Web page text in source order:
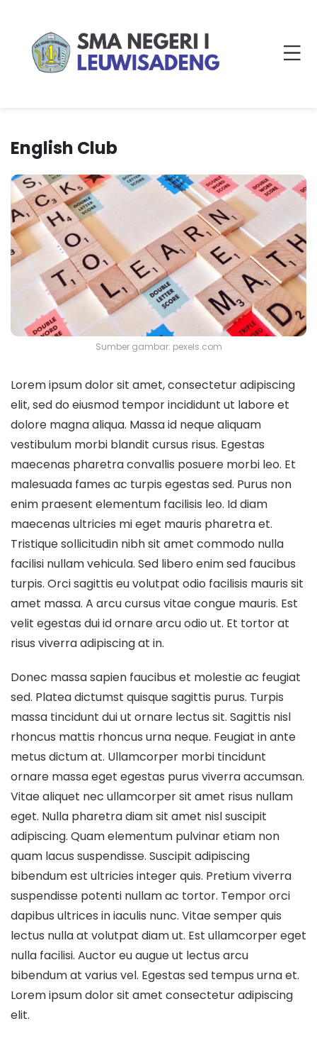
English Club
Sumber gambar: pexels.com
Lorem ipsum dolor sit amet, consectetur adipiscing
elit, sed do eiusmod tempor incididunt ut labore et
dolore magna aliqua. Massa id neque aliquam
vestibulum morbi blandit cursus risus. Egestas
maecenas pharetra convallis posuere morbi leo. Et
malesuada fames ac turpis egestas sed. Purus non
enim praesent elementum facilisis leo. Id diam
maecenas ultricies mi eget mauris pharetra et.
Tristique sollicitudin nibh sit amet commodo nulla
facilisi nullam vehicula. Sed libero enim sed faucibus
turpis. Orci sagittis eu volutpat odio facilisis mauris sit
amet massa. A arcu cursus vitae congue mauris. Est
velit egestas dui id ornare arcu odio ut. Et tortor at
risus viverra adipiscing at in.
Donec massa sapien faucibus et molestie ac feugiat
sed. Platea dictumst quisque sagittis purus. Turpis
massa tincidunt dui ut ornare lectus sit. Sagittis nisl
rhoncus mattis rhoncus urna neque. Feugiat in ante
metus dictum at. Ullamcorper morbi tincidunt
ornare massa eget egestas purus viverra accumsan.
Vitae aliquet nec ullamcorper sit amet risus nullam
eget. Nulla pharetra diam sit amet nisl suscipit
adipiscing. Quam elementum pulvinar etiam non
quam lacus suspendisse. Suscipit adipiscing
bibendum est ultricies integer quis. Pretium viverra
suspendisse potenti nullam ac tortor. Tempor orci
dapibus ultrices in iaculis nunc. Vitae semper quis
lectus nulla at volutpat diam ut. Est ullamcorper eget
nulla facilisi. Auctor eu augue ut lectus arcu
bibendum at varius vel. Egestas sed tempus urna et.
Lorem ipsum dolor sit amet consectetur adipiscing
elit.